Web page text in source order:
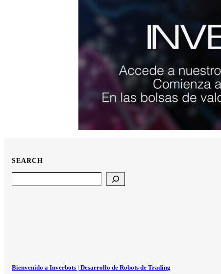
SEARCH
Bienvenido a Inverbots | Desarrollo de Robots de Trading